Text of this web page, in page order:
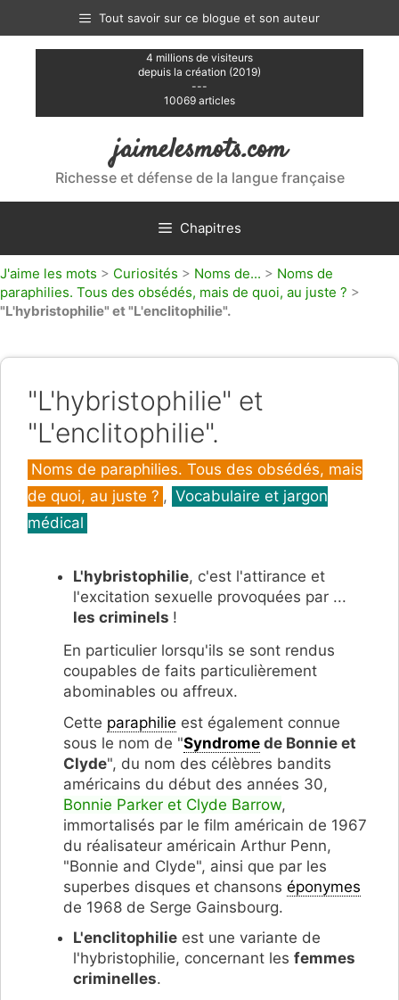
contenu
Tout savoir sur ce blogue et son auteur
4 millions de visiteurs
depuis la création (2019)
---
10069 articles
jaimelesmots.com
Richesse et défense de la langue française
Chapitres
J'aime les mots > Curiosités > Noms de... > Noms de
paraphilies. Tous des obsédés, mais de quoi, au juste ? >
"L'hybristophilie" et "L'enclitophilie".
"L'hybristophilie" et
"L'enclitophilie".
Catégories
Noms de paraphilies. Tous des obsédés, mais
de quoi, au juste ? , Vocabulaire et jargon
médical
L'hybristophilie, c'est l'attirance et
l'excitation sexuelle provoquées par ...
les criminels !
En particulier lorsqu'ils se sont rendus
coupables de faits particulièrement
abominables ou affreux.
Cette paraphilie est également connue
sous le nom de "Syndrome de Bonnie et
Clyde", du nom des célèbres bandits
américains du début des années 30,
Bonnie Parker et Clyde Barrow,
immortalisés par le film américain de 1967
du réalisateur américain Arthur Penn,
"Bonnie and Clyde", ainsi que par les
superbes disques et chansons éponymes
de 1968 de Serge Gainsbourg.
L'enclitophilie est une variante de
l'hybristophilie, concernant les femmes
criminelles.